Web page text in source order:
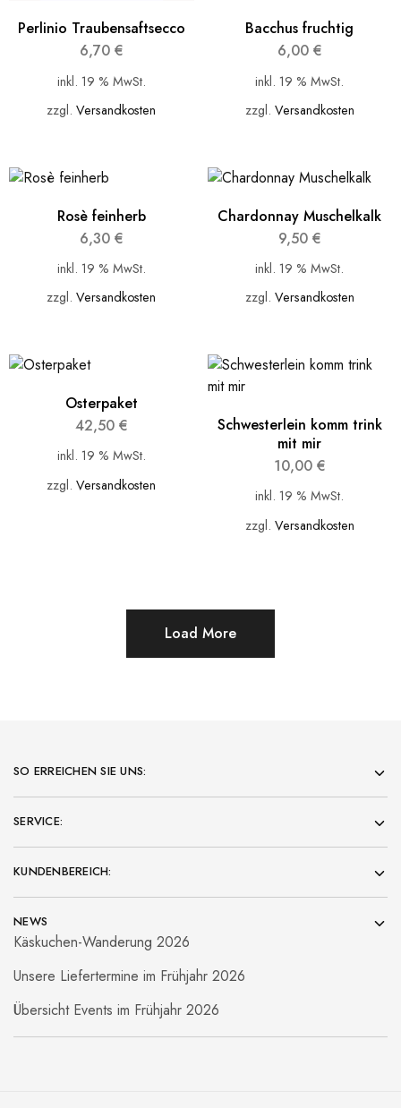
Perlinio Traubensaftsecco
6,70 €
inkl. 19 % MwSt.
zzgl.Versandkosten
Bacchus fruchtig
6,00 €
inkl. 19 % MwSt.
zzgl. Versandkosten
Rosè feinherb
6,30 €
inkl. 19 % MwSt.
zzgl.Versandkosten
Chardonnay Muschelkalk
9,50 €
inkl. 19 % MwSt.
zzgl. Versandkosten
Osterpaket
42,50 €
inkl. 19 % MwSt.
zzgl.Versandkosten
Schwesterlein komm trink
mit mir
10,00 €
inkl. 19 % MwSt.
zzgl. Versandkosten
Load More
SO ERREICHEN SIE UNS:
SERVICE:
KUNDENBEREICH:
NEWS
Käskuchen-Wanderung 2026
Unsere Liefertermine im Frühjahr 2026
Übersicht Events im Frühjahr 2026